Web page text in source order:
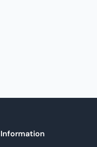
Information